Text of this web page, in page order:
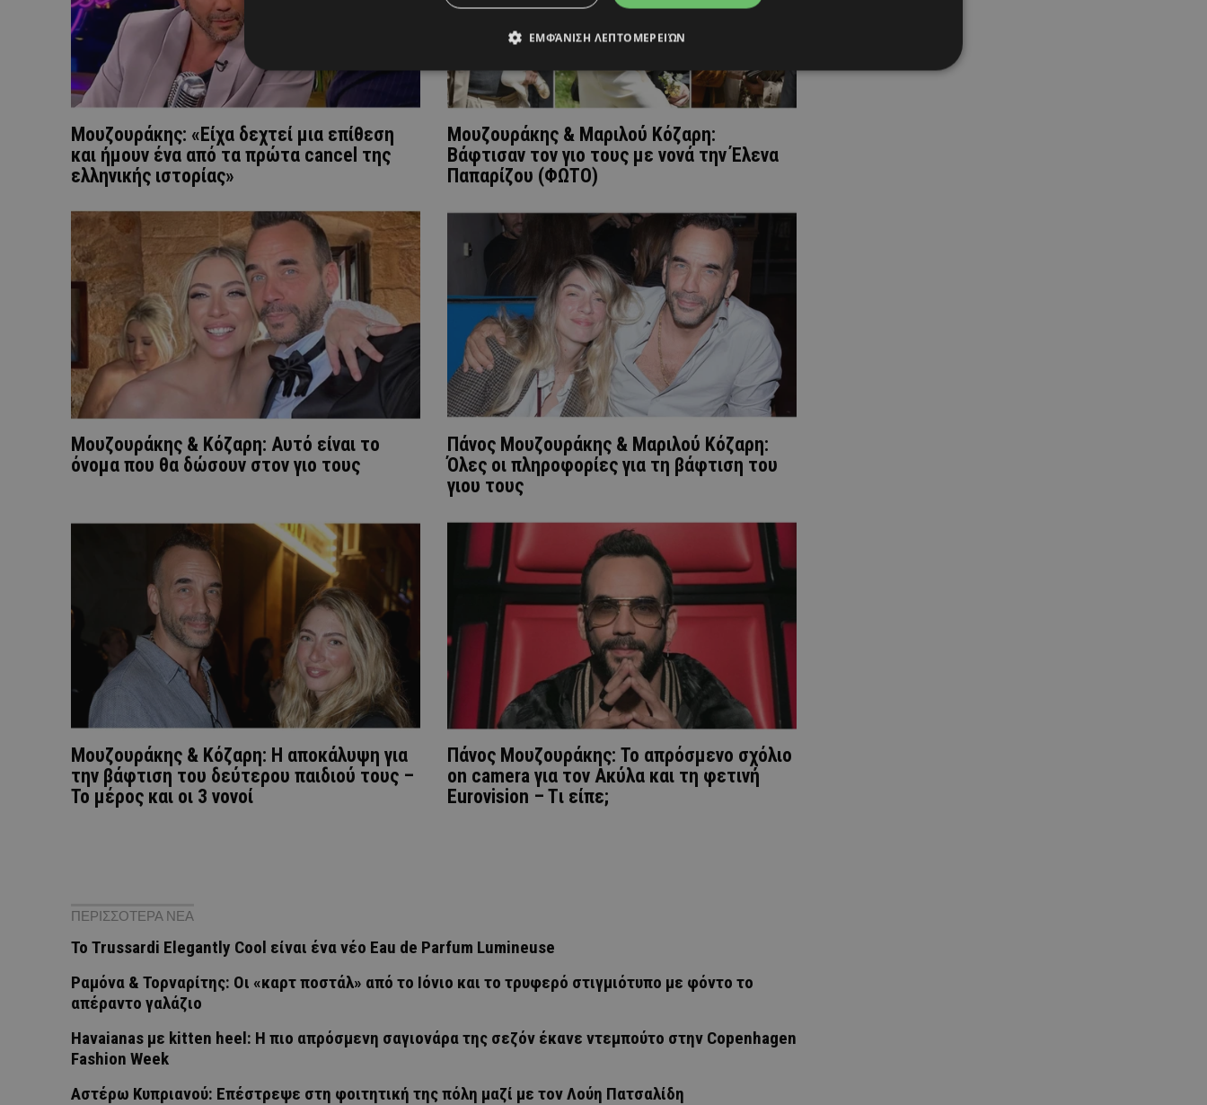
Μουζουράκης: «Είχα δεχτεί μια επίθεση
και ήμουν ένα από τα πρώτα cancel της
ελληνικής ιστορίας»
Μουζουράκης & Μαριλού Κόζαρη:
Βάφτισαν τον γιο τους με νονά την Έλενα
Παπαρίζου (ΦΩΤΟ)
Μουζουράκης & Κόζαρη: Αυτό είναι το
όνομα που θα δώσουν στον γιο τους
Πάνος Μουζουράκης & Μαριλού Κόζαρη:
Όλες οι πληροφορίες για τη βάφτιση του
γιου τους
Μουζουράκης & Κόζαρη: Η αποκάλυψη για
την βάφτιση του δεύτερου παιδιού τους –
Το μέρος και οι 3 νονοί
Πάνος Μουζουράκης: Το απρόσμενο σχόλιο
on camera για τον Ακύλα και τη φετινή
Eurovision – Tι είπε;
ΠΕΡΙΣΣΟΤΕΡΑ ΝΕΑ
Το Trussardi Elegantly Cool είναι ένα νέο Eau de Parfum Lumineuse
Ραμόνα & Τορναρίτης: Οι «καρτ ποστάλ» από το Ιόνιο και το τρυφερό στιγμιότυπο με φόντο το
απέραντο γαλάζιο
Havaianas με kitten heel: Η πιο απρόσμενη σαγιονάρα της σεζόν έκανε ντεμπούτο στην Copenhagen
Fashion Week
Αστέρω Κυπριανού: Επέστρεψε στη φοιτητική της πόλη μαζί με τον Λούη Πατσαλίδη
ΕΜΦΆΝΙΣΗ ΛΕΠΤΟΜΕΡΕΙΏΝ